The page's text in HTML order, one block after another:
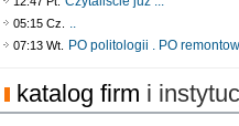
05:15 Cz. ..
07:13 Wt. PO politologii . PO
katalog firm i